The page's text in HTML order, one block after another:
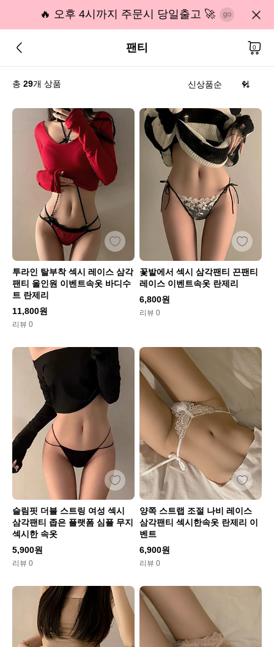
🔥 오후 4시까지 주문시 당일출고 🚀
팬티 0
총 29개 상품
투라인 탈부착 섹시 레이스 삼각
팬티 올인원 이벤트속옷 바디수
트 란제리
11,800원
리뷰 0
꽃밭에서 섹시 삼각팬티 끈팬티
레이스 이벤트속옷 란제리
6,800원
리뷰 0
슬림핏 더블 스트링 여성 섹시
삼각팬티 좁은 플랫폼 심플 무지
섹시한 속옷
5,900원
리뷰 0
양쪽 스트랩 조절 나비 레이스
삼각팬티 섹시한속옷 란제리 이
벤트
6,900원
리뷰 0